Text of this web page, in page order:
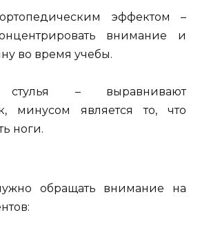
эффектом –
внимание и
во время учебы.
стулья – выравнивают
минусом является то, что
ноги.
обращать внимание на